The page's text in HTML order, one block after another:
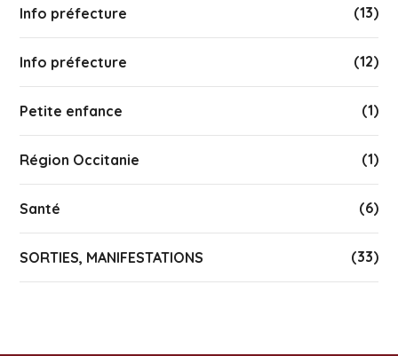
Info préfecture (13)
Info préfecture (12)
Petite enfance (1)
Région Occitanie (1)
Santé (6)
SORTIES, MANIFESTATIONS (33)